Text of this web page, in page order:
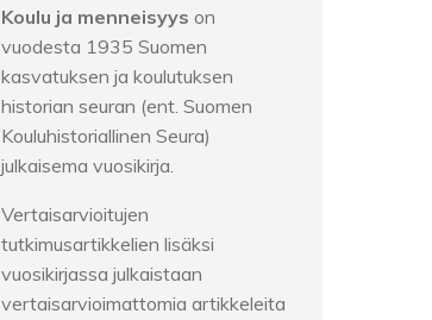
Koulu ja menneisyys on
vuodesta 1935 Suomen
kasvatuksen ja koulutuksen
historian seuran (ent. Suomen
Kouluhistoriallinen Seura)
julkaisema vuosikirja.
Vertaisarvioitujen
tutkimusartikkelien lisäksi
vuosikirjassa julkaistaan
vertaisarvioimattomia artikkeleita